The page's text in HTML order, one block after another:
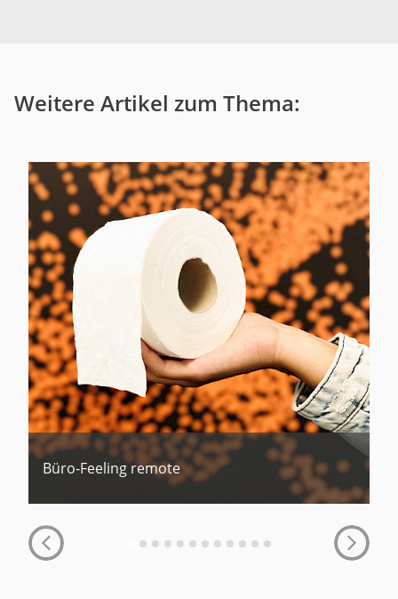
Weitere Artikel zum Thema:
Büro-Feeling remote